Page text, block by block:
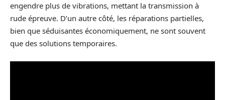
engendre plus de vibrations, mettant la transmission à
rude épreuve. D’un autre côté, les réparations partielles,
bien que séduisantes économiquement, ne sont souvent
que des solutions temporaires.